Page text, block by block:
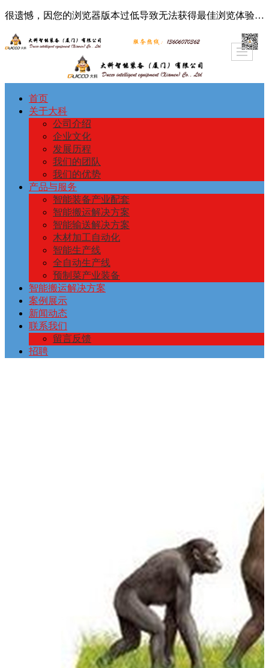
很遗憾，因您的浏览器版本过低导致无法获得最佳浏览体验，推荐下载安装谷歌浏览器！
首页
关于大科
公司介绍
企业文化
发展历程
我们的团队
我们的优势
产品与服务
智能装备产业配套
智能搬运解决方案
智能输送解决方案
木材加工自动化
智能生产线
全自动生产线
预制菜产业装备
智能搬运解决方案
案例展示
新闻动态
联系我们
留言反馈
招聘